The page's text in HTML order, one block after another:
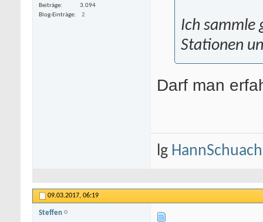
Beiträge
3.094
Blog-Einträge
2
Ich sammle
Stationen
Darf man
lg HannSchuach
09.03.2017, 06:19
Steffen